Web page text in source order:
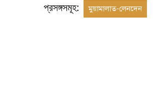
প্রসঙ্গসমূহ: মুয়ামালাত-লেনদেন